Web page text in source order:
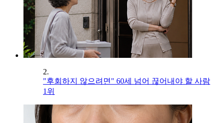
2.
"후회하지 않으려면" 60세 넘어 끊어내야 할 사람
1위